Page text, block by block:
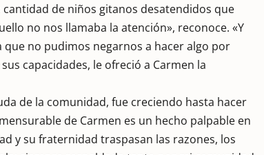
de niños gitanos desatendidos que
no nos llamaba la atención», reconoce. «Y
no pudimos negarnos a hacer algo por
capacidades, le ofreció a Carmen la
de la comunidad, fue creciendo hasta hacer
de Carmen es un hecho palpable en
y su fraternidad traspasan las razones, los